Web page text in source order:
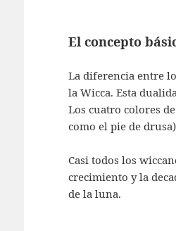
El concepto
La diferencia entre
la Wicca. Esta
Los cuatro colores
como el pie de
Casi todos los
crecimiento y la
de la luna.